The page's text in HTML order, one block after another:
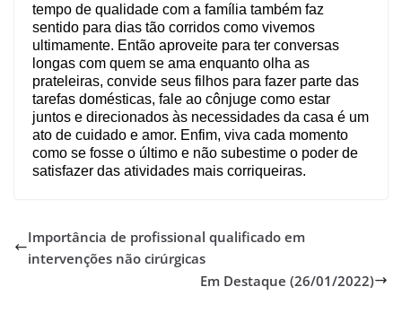
tempo de qualidade com a família também faz
sentido para dias tão corridos como vivemos
ultimamente. Então aproveite para ter conversas
longas com quem se ama enquanto olha as
prateleiras, convide seus filhos para fazer parte das
tarefas domésticas, fale ao cônjuge como estar
juntos e direcionados às necessidades da casa é um
ato de cuidado e amor. Enfim, viva cada momento
como se fosse o último e não subestime o poder de
satisfazer das atividades mais corriqueiras.
Importância de profissional qualificado em
intervenções não cirúrgicas
Em Destaque (26/01/2022)